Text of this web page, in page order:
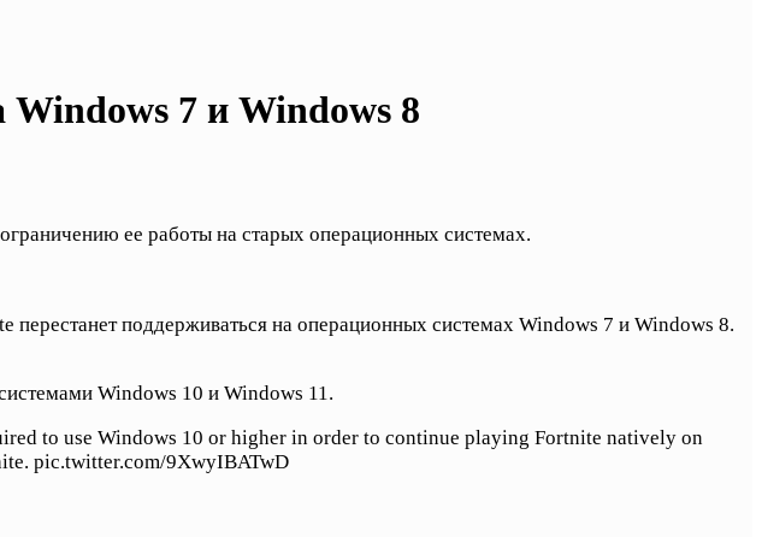
7 и Windows 8
ее работы на старых операционных системах.
поддерживаться на операционных системах Windows 7 и Windows 8.
Windows 10 и Windows 11.
to use Windows 10 or higher in order to continue playing Fortnite natively on
pic.twitter.com/9XwyIBATwD